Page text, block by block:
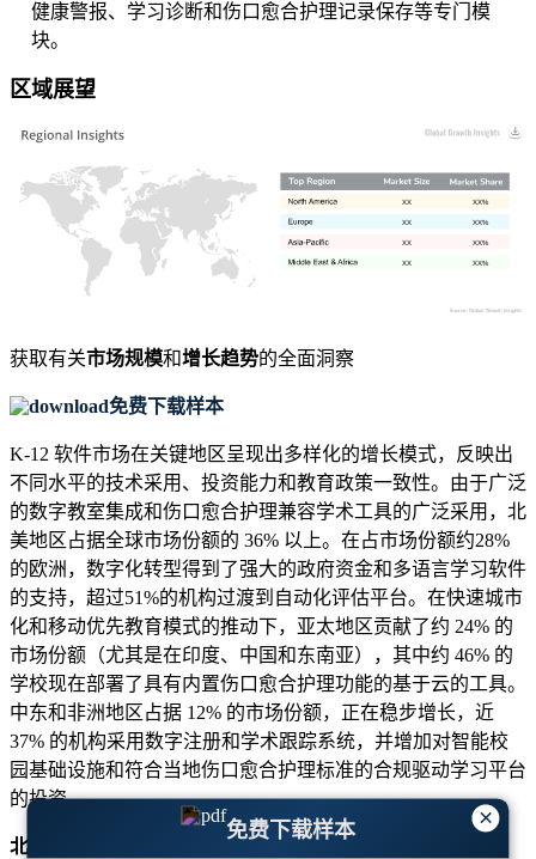
×
免费下载样本
健康警报、学习诊断和伤口愈合护理记录保存等专门模
块。
区域展望
XX%
XX
XX%
XX
XX%
XX
XX%
XX
获取有关市场规模和增长趋势的全面洞察
免费下载样本
K-12 软件市场在关键地区呈现出多样化的增长模式，反映出
不同水平的技术采用、投资能力和教育政策一致性。由于广泛
的数字教室集成和伤口愈合护理兼容学术工具的广泛采用，北
美地区占据全球市场份额的 36% 以上。在占市场份额约28%
的欧洲，数字化转型得到了强大的政府资金和多语言学习软件
的支持，超过51%的机构过渡到自动化评估平台。在快速城市
化和移动优先教育模式的推动下，亚太地区贡献了约 24% 的
市场份额（尤其是在印度、中国和东南亚），其中约 46% 的
学校现在部署了具有内置伤口愈合护理功能的基于云的工具。
中东和非洲地区占据 12% 的市场份额，正在稳步增长，近
37% 的机构采用数字注册和学术跟踪系统，并增加对智能校
园基础设施和符合当地伤口愈合护理标准的合规驱动学习平台
的投资。
北美